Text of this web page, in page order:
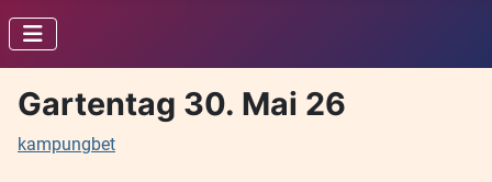
Gartentag 30. Mai 26
kampungbet